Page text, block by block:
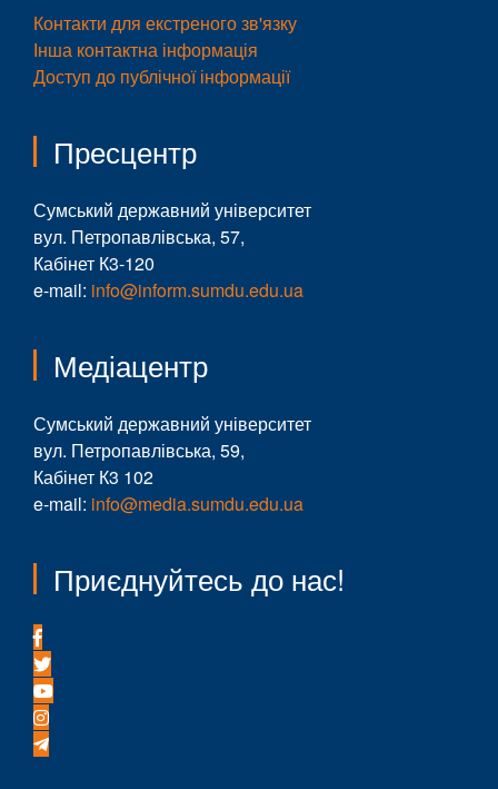
Контакти для екстреного зв'язку
Інша контактна інформація
Доступ до публічної інформації
Пресцентр
Сумський державний університет
вул. Петропавлівська, 57,
Кабінет К3-120
e-mail: info@inform.sumdu.edu.ua
Медіацентр
Сумський державний університет
вул. Петропавлівська, 59,
Кабінет К3 102
e-mail: info@media.sumdu.edu.ua
Приєднуйтесь до нас!